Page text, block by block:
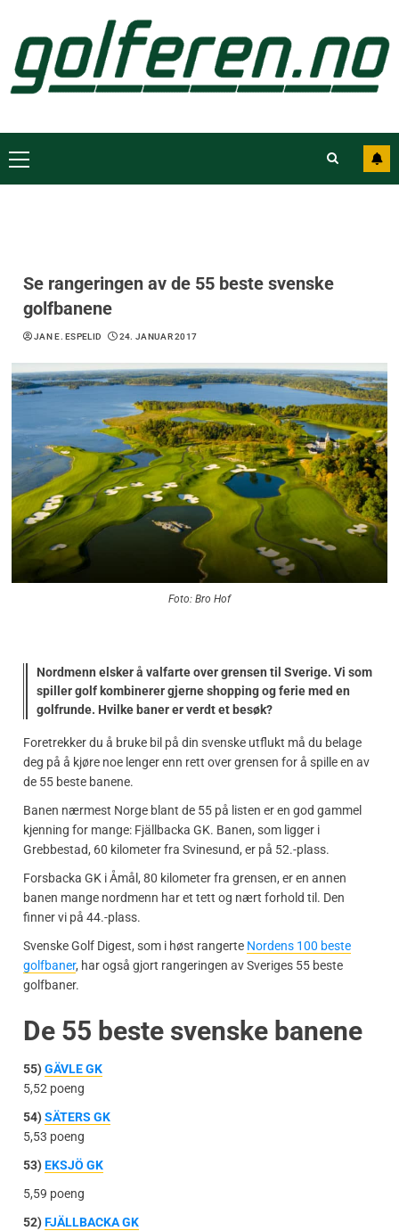
Se rangeringen av de 55 beste svenske
golfbanene
JAN E. ESPELID 24. JANUAR 2017
Foto: Bro Hof
Nordmenn elsker å valfarte over grensen til Sverige. Vi som
spiller golf kombinerer gjerne shopping og ferie med en
golfrunde. Hvilke baner er verdt et besøk?
Foretrekker du å bruke bil på din svenske utflukt må du belage
deg på å kjøre noe lenger enn rett over grensen for å spille en av
de 55 beste banene.
Banen nærmest Norge blant de 55 på listen er en god gammel
kjenning for mange: Fjällbacka GK. Banen, som ligger i
Grebbestad, 60 kilometer fra Svinesund, er på 52.-plass.
Forsbacka GK i Åmål, 80 kilometer fra grensen, er en annen
banen mange nordmenn har et tett og nært forhold til. Den
finner vi på 44.-plass.
Svenske Golf Digest, som i høst rangerte Nordens 100 beste
golfbaner, har også gjort rangeringen av Sveriges 55 beste
golfbaner.
De 55 beste svenske banene
55)GÄVLE GK
5,52 poeng
54)SÄTERS GK
5,53 poeng
53)EKSJÖ GK
5,59 poeng
52)FJÄLLBACKA GK